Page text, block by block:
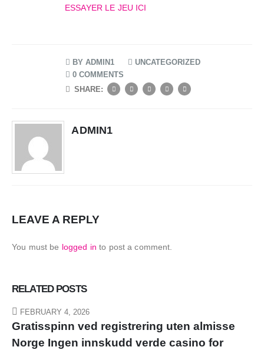
ESSAYER LE JEU ICI
BY ADMIN1
UNCATEGORIZED
0 COMMENTS
SHARE:
ADMIN1
LEAVE A REPLY
You must be logged in to post a comment.
RELATED POSTS
FEBRUARY 4, 2026
Gratisspinn ved registrering uten almisse
Norge Ingen innskudd verde casino for